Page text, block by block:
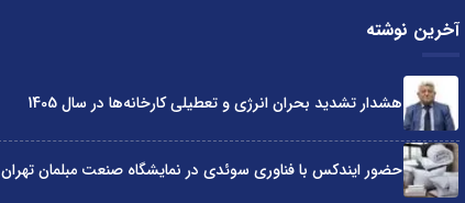
آخرین نوشته
هشدار تشدید بحران انرژی و تعطیلی کارخانه‌ها در سال 1405
حضور ایندکس با فناوری سوئدی در نمایشگاه صنعت مبلمان تهران